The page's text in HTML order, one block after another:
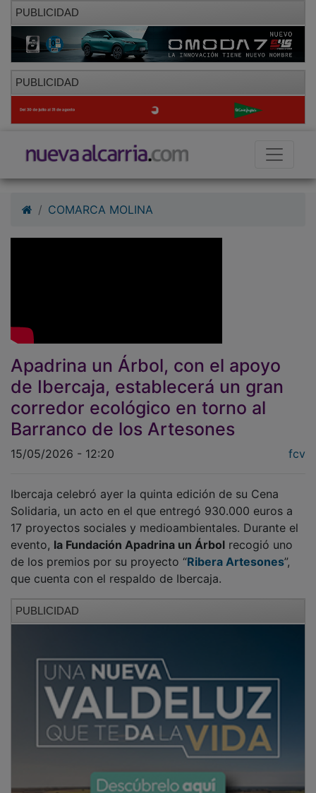
PUBLICIDAD
PUBLICIDAD
COMARCA MOLINA
Apadrina un Árbol, con el apoyo
de Ibercaja, establecerá un gran
corredor ecológico en torno al
Barranco de los Artesones
15/05/2026 - 12:20 fcv
Ibercaja celebró ayer la quinta edición de su Cena
Solidaria, un acto en el que entregó 930.000 euros a
17 proyectos sociales y medioambientales. Durante el
evento, la Fundación Apadrina un Árbol recogió uno
de los premios por su proyecto “Ribera Artesones”,
que cuenta con el respaldo de Ibercaja.
PUBLICIDAD